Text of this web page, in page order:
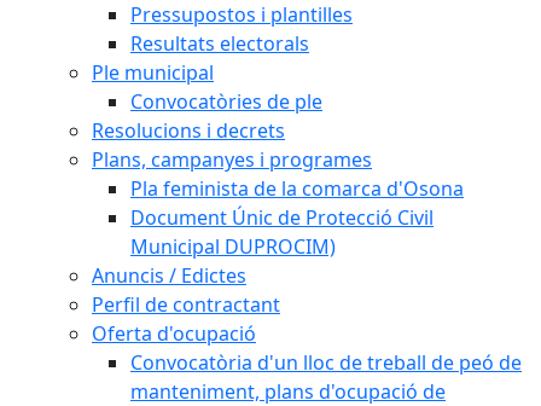
Pressupostos i plantilles
Resultats electorals
Ple municipal
Convocatòries de ple
Resolucions i decrets
Plans, campanyes i programes
Pla feminista de la comarca d'Osona
Document Únic de Protecció Civil
Municipal DUPROCIM)
Anuncis / Edictes
Perfil de contractant
Oferta d'ocupació
Convocatòria d'un lloc de treball de peó de
manteniment, plans d'ocupació de